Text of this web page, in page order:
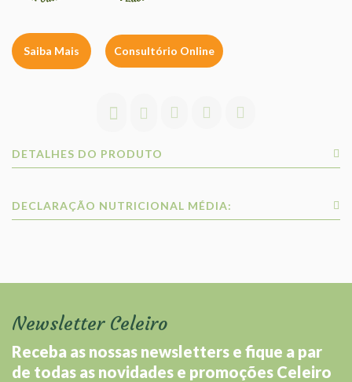
Saiba Mais Consultório Online
DETALHES DO PRODUTO
DECLARAÇÃO NUTRICIONAL MÉDIA:
Newsletter Celeiro
Receba as nossas newsletters e fique a par
de todas as novidades e promoções Celeiro